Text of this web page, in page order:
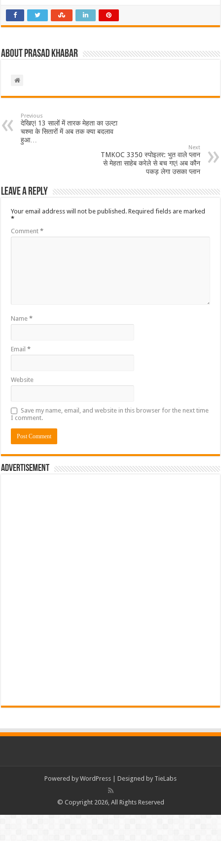
About Prasad Khabar
Previous
देखिए! 13 सालों में तारक मेहता का उल्टा
चश्मा के सितारों में अब तक क्या बदलाव
हुआ…
Next
TMKOC 3350 स्पोइलर: भुत वाले प्लान
से मेहता साहेब करेले से बच गए! अब कौन
पकड़ लेगा उसका प्लान
Leave a Reply
Your email address will not be published. Required fields are marked
*
Comment*
Name*
Email*
Website
Save my name, email, and website in this browser for the next time
I comment.
Advertisement
Powered by WordPress | Designed by TieLabs
© Copyright 2026, All Rights Reserved